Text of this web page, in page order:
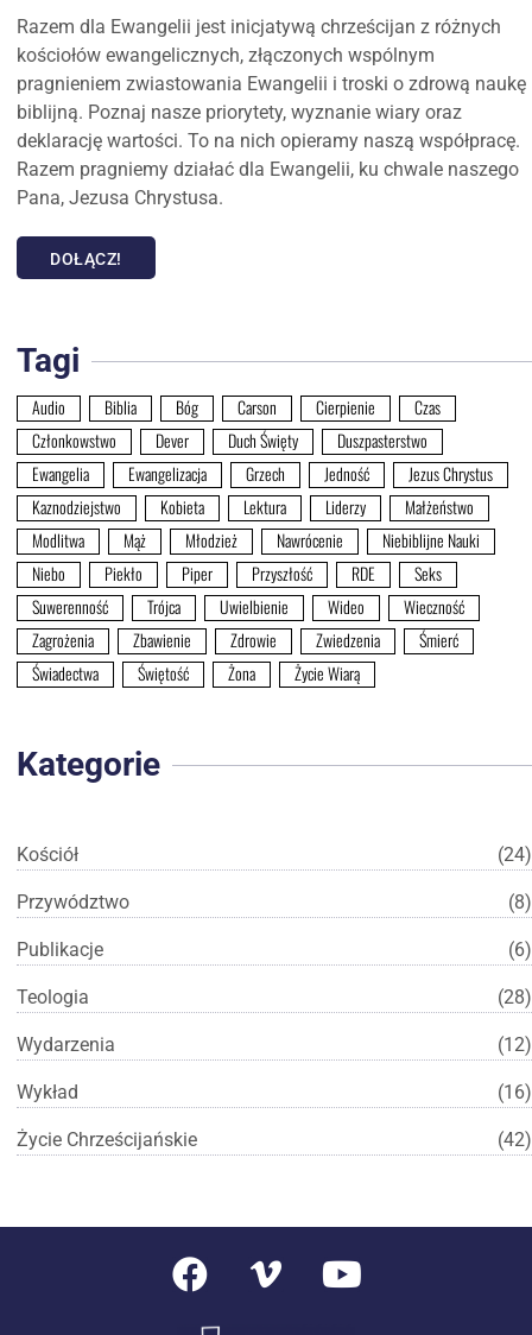
Razem dla Ewangelii jest inicjatywą chrześcijan z różnych
kościołów ewangelicznych, złączonych wspólnym
pragnieniem zwiastowania Ewangelii i troski o zdrową naukę
biblijną. Poznaj nasze priorytety, wyznanie wiary oraz
deklarację wartości. To na nich opieramy naszą współpracę.
Razem pragniemy działać dla Ewangelii, ku chwale naszego
Pana, Jezusa Chrystusa.
DOŁĄCZ!
Tagi
Audio Biblia Bóg Carson Cierpienie
Czas
Członkowstwo
Dever Duch Święty
Duszpasterstwo
Ewangelia
Ewangelizacja Grzech Jedność
Jezus Chrystus
Kaznodziejstwo
Kobieta Lektura Liderzy
Małżeństwo
Modlitwa
Mąż Młodzież Nawrócenie
Niebiblijne Nauki
Niebo
Piekło Piper Przyszłość RDE
Seks
Suwerenność
Trójca Uwielbienie Wideo
Wieczność
Zagrożenia
Zbawienie Zdrowie Zwiedzenia
Śmierć
Świadectwa
Świętość Żona Życie Wiarą
Kategorie
Kościół (24)
Przywództwo (8)
Publikacje (6)
Teologia (28)
Wydarzenia (12)
Wykład (16)
Życie Chrześcijańskie (42)